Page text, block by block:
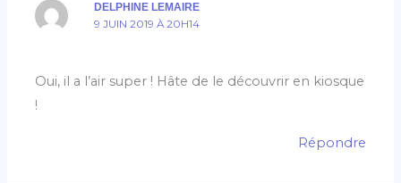
DELPHINE LEMAIRE
9 JUIN 2019 À 20H14
Oui, il a l’air super ! Hâte de le découvrir en kiosque
!
Répondre